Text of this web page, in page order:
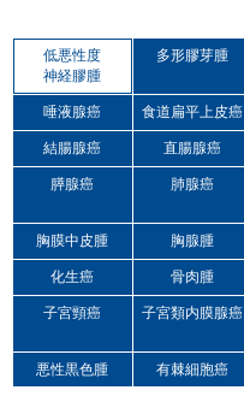
低悪性度
神経膠腫
多形膠芽腫
唾液腺癌 食道扁平上皮癌
結腸腺癌 直腸腺癌
膵腺癌 肺腺癌
胸膜中皮腫 胸腺腫
化生癌 骨肉腫
子宮頸癌 子宮類内膜腺癌
悪性黒色腫 有棘細胞癌